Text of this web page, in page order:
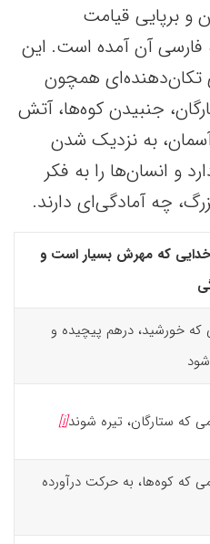
و برپایی قیامت
فارسی آن آمده است. این
همچون
جنبیدن کوه‌ها، آتش
به نزدیک شدن
و انسان‌ها را به فکر
چه آمادگی‌ای دارند.
خدایی که مهرش بسیار است و
که خورشید، درهم پیچیده و
که ستارگان، تیره شوند[i]
که کوه‌ها، به حرکت درآورده